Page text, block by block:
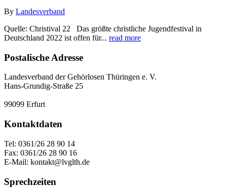
By Landesverband
Quelle: Christival 22 Das größte christliche Jugendfestival in
Deutschland 2022 ist offen für... read more
Postalische Adresse
Landesverband der Gehörlosen Thüringen e. V.
Hans-Grundig-Straße 25
99099 Erfurt
Kontaktdaten
Tel: 0361/26 28 90 14
Fax: 0361/26 28 90 16
E-Mail: kontakt@lvglth.de
Sprechzeiten